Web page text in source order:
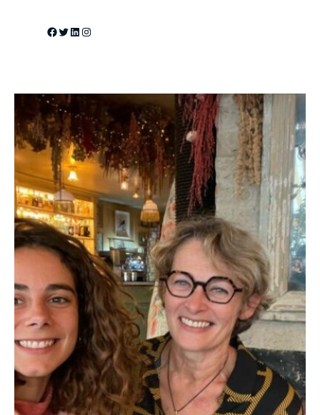
Facebook Twitter LinkedIn Instagram